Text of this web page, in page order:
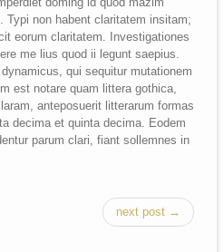
Typi non habent claritatem insitam;
eorum claritatem. Investigationes
me lius quod ii legunt saepius.
qui sequitur mutationem
est notare quam littera gothica,
anteposuerit litterarum formas
decima et quinta decima. Eodem
parum clari, fiant sollemnes in
next post →